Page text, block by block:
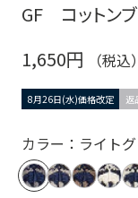
GF コットン
1,650円
（税込）
8月26日(水)価格改定 返
カラー：ライト